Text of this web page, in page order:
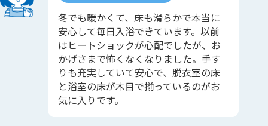
冬でも暖かくて、床も滑らかで本当に
安心して毎日入浴できています。以前
はヒートショックが心配でしたが、お
かげさまで怖くなくなりました。手す
りも充実していて安心で、脱衣室の床
と浴室の床が木目で揃っているのがお
気に入りです。